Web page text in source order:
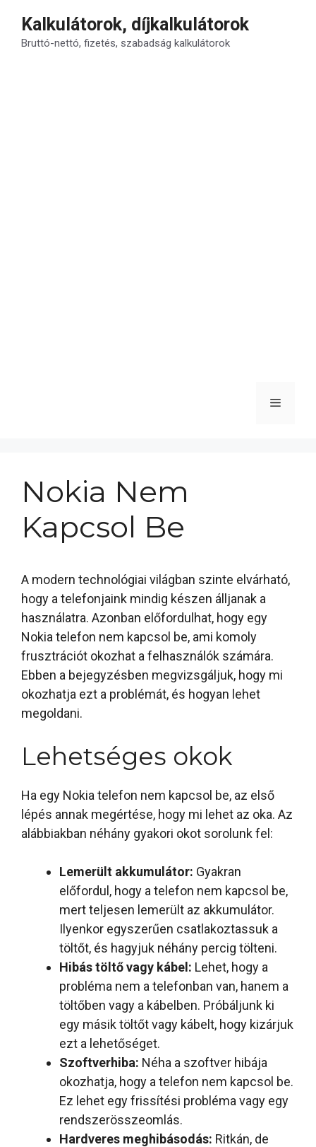
tartalomba
Kalkulátorok, díjkalkulátorok
Bruttó-nettó, fizetés, szabadság kalkulátorok
Menü
Nokia Nem
Kapcsol Be
A modern technológiai világban szinte elvárható,
hogy a telefonjaink mindig készen álljanak a
használatra. Azonban előfordulhat, hogy egy
Nokia telefon nem kapcsol be, ami komoly
frusztrációt okozhat a felhasználók számára.
Ebben a bejegyzésben megvizsgáljuk, hogy mi
okozhatja ezt a problémát, és hogyan lehet
megoldani.
Lehetséges okok
Ha egy Nokia telefon nem kapcsol be, az első
lépés annak megértése, hogy mi lehet az oka. Az
alábbiakban néhány gyakori okot sorolunk fel:
Lemerült akkumulátor: Gyakran
előfordul, hogy a telefon nem kapcsol be,
mert teljesen lemerült az akkumulátor.
Ilyenkor egyszerűen csatlakoztassuk a
töltőt, és hagyjuk néhány percig tölteni.
Hibás töltő vagy kábel: Lehet, hogy a
probléma nem a telefonban van, hanem a
töltőben vagy a kábelben. Próbáljunk ki
egy másik töltőt vagy kábelt, hogy kizárjuk
ezt a lehetőséget.
Szoftverhiba: Néha a szoftver hibája
okozhatja, hogy a telefon nem kapcsol be.
Ez lehet egy frissítési probléma vagy egy
rendszerösszeomlás.
Hardveres meghibásodás: Ritkán, de